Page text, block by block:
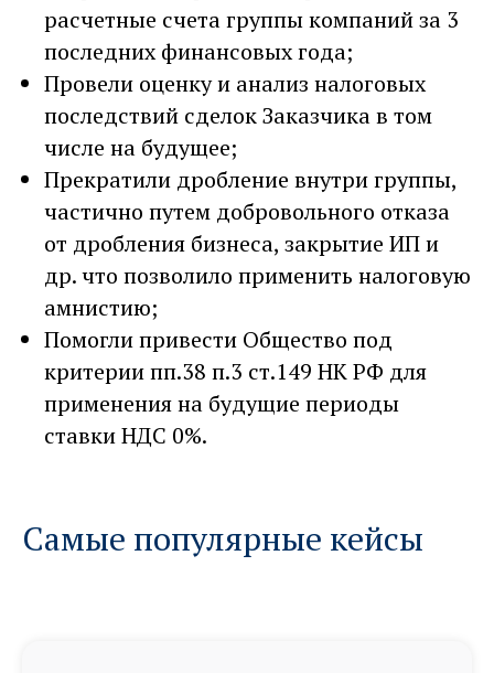
расчетные счета группы компаний за 3
последних финансовых года;
Провели оценку и анализ налоговых
последствий сделок Заказчика в том
числе на будущее;
Прекратили дробление внутри группы,
частично путем добровольного отказа
от дробления бизнеса, закрытие ИП и
др. что позволило применить налоговую
амнистию;
Помогли привести Общество под
критерии пп.38 п.3 ст.149 НК РФ для
применения на будущие периоды
ставки НДС 0%.
Самые популярные кейсы